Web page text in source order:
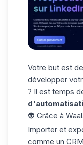
Votre but est de
développer
? Il est temps
👽 Grâce à
Importer et
comme un